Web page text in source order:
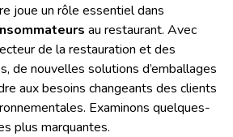
joue un rôle essentiel dans
au restaurant. Avec
de la restauration et des
de nouvelles solutions d’emballages
aux besoins changeants des clients
Examinons quelques-
plus marquantes.